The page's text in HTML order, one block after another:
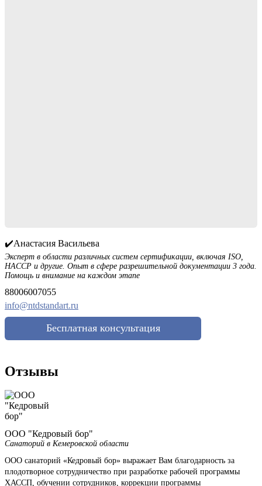
✔️Анастасия Васильева
Эксперт в области различных систем сертификации, включая ISO,
HACCP и другие. Опыт в сфере разрешительной документации 3 года.
Помощь и внимание на каждом этапе
88006007055
info@ntdstandart.ru
Бесплатная консультация
Отзывы
ООО "Кедровый бор"
Санаторий в Кемеровской области
ООО санаторий «Кедровый бор» выражает Вам благодарность за
плодотворное сотрудничество при разработке рабочей программы
ХАССП, обучении сотрудников, коррекции программы